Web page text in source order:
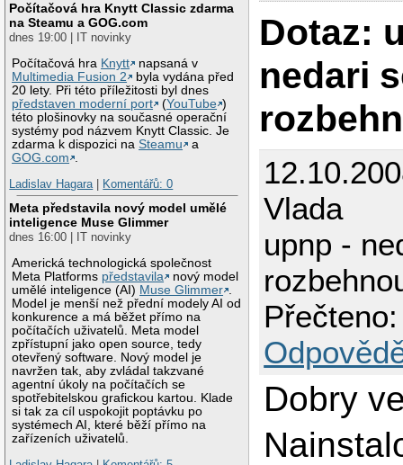
Počítačová hra Knytt Classic zdarma
na Steamu a GOG.com
dnes 19:00 | IT novinky
Počítačová hra Knytt
napsaná v
Multimedia Fusion 2
byla vydána před
20 lety. Při této příležitosti byl dnes
představen moderní port
(YouTube )
této plošinovky na současné operační
systémy pod názvem Knytt Classic. Je
zdarma k dispozici naSteamu
a
GOG.com
Ladislav Hagara| Komentářů: 0
Meta představila nový model umělé
inteligence Muse Glimmer
dnes 16:00 | IT novinky
Americká technologická společnost
Meta Platforms představila
nový model
umělé inteligence (AI) Muse Glimmer
Model je menší než přední modely AI od
konkurence a má běžet přímo na
počítačích uživatelů. Meta model
zpřístupní jako open source, tedy
otevřený software. Nový model je
navržen tak, aby zvládal takzvané
agentní úkoly na počítačích se
spotřebitelskou grafickou kartou. Klade
si tak za cíl uspokojit poptávku po
systémech AI, které běží přímo na
zařízeních uživatelů.
Dotaz:
nedari
Vlada
upnp -
Dobry